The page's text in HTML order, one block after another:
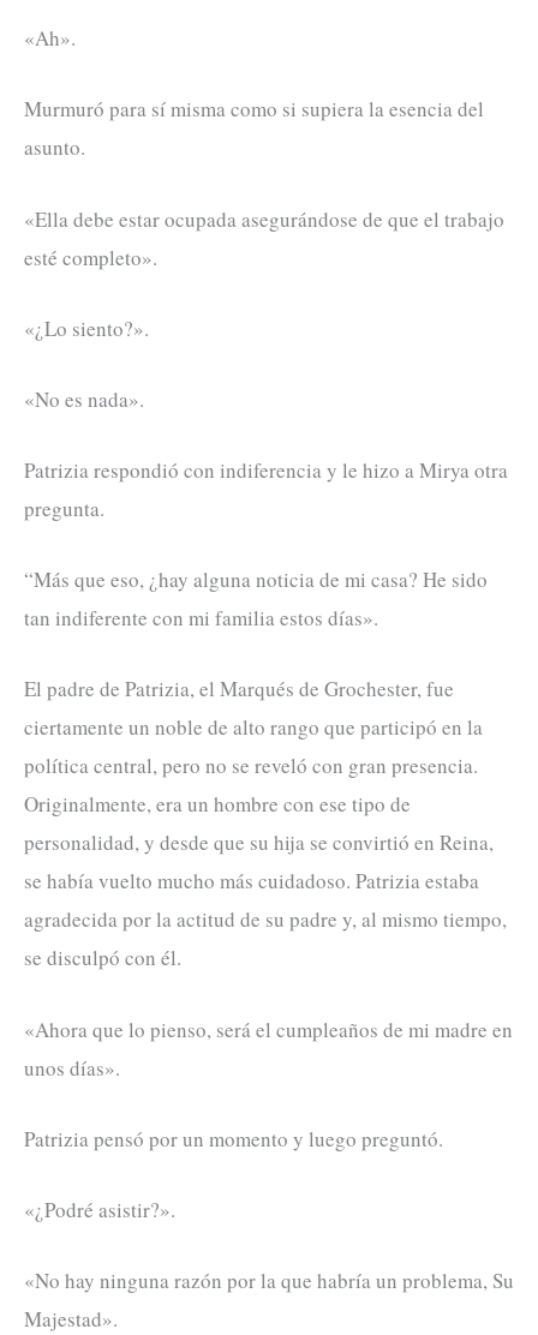
«Ah».
Murmuró para sí misma como si supiera la esencia del
asunto.
«Ella debe estar ocupada asegurándose de que el trabajo
esté completo».
«¿Lo siento?».
«No es nada».
Patrizia respondió con indiferencia y le hizo a Mirya otra
pregunta.
“Más que eso, ¿hay alguna noticia de mi casa? He sido
tan indiferente con mi familia estos días».
El padre de Patrizia, el Marqués de Grochester, fue
ciertamente un noble de alto rango que participó en la
política central, pero no se reveló con gran presencia.
Originalmente, era un hombre con ese tipo de
personalidad, y desde que su hija se convirtió en Reina,
se había vuelto mucho más cuidadoso. Patrizia estaba
agradecida por la actitud de su padre y, al mismo tiempo,
se disculpó con él.
«Ahora que lo pienso, será el cumpleaños de mi madre en
unos días».
Patrizia pensó por un momento y luego preguntó.
«¿Podré asistir?».
«No hay ninguna razón por la que habría un problema, Su
Majestad».